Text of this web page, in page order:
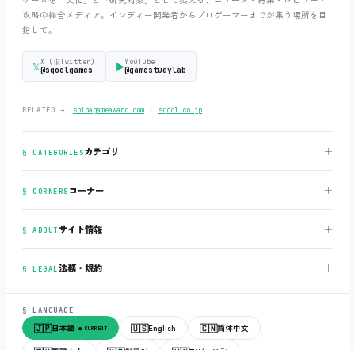
攻略の総合メディア。インディー開発者からプロゲーマーまでが集う場所を目
指して。
𝕏X (旧Twitter)
@sqoolgames ▶YouTube
@gamestudylab
RELATED → shibagameaward.com ‧ sqool.co.jp
§ CATEGORIESカテゴリ ＋
§ CORNERS コーナー ＋
§ ABOUTサイト情報 ＋
§ LEGAL法務・規約 ＋
§ LANGUAGE
🇯🇵日本語 ● CURRENT 🇺🇸English 🇨🇳简体中文